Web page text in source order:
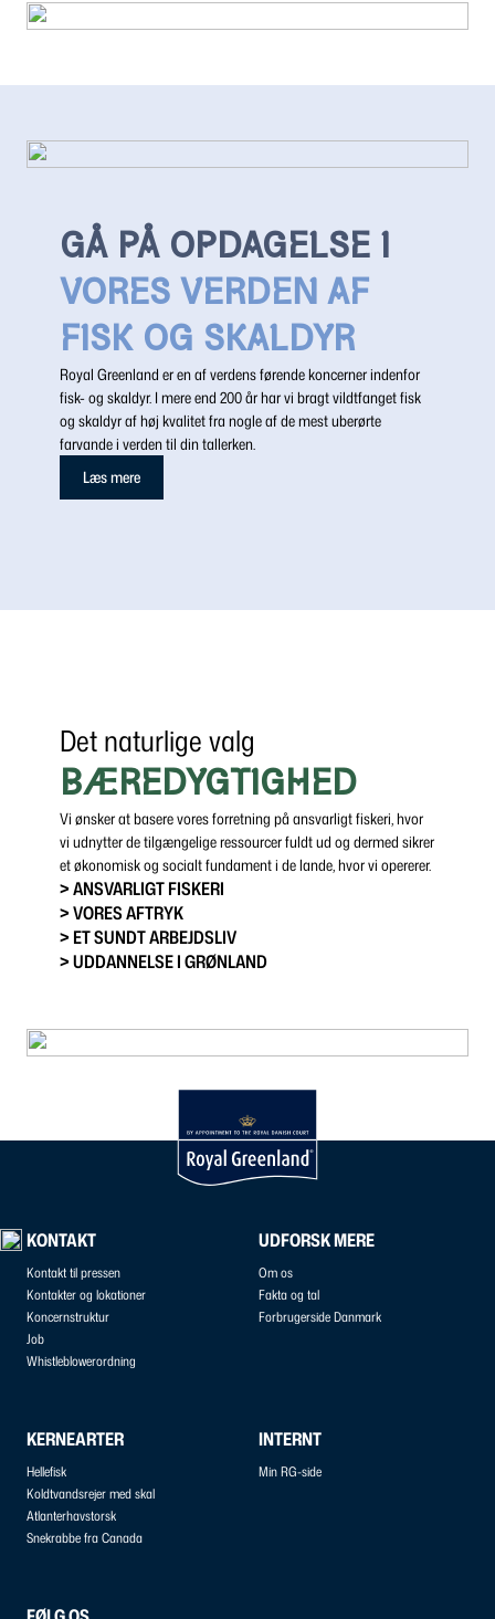
GÅ PÅ OPDAGELSE I
VORES VERDEN AF
FISK OG SKALDYR
Royal Greenland er en af verdens førende koncerner indenfor
fisk- og skaldyr. I mere end 200 år har vi bragt vildtfanget fisk
og skaldyr af høj kvalitet fra nogle af de mest uberørte
farvande i verden til din tallerken.
Læs mere
Det naturlige valg
BÆREDYGTIGHED
Vi ønsker at basere vores forretning på ansvarligt fiskeri, hvor
vi udnytter de tilgængelige ressourcer fuldt ud og dermed sikrer
et økonomisk og socialt fundament i de lande, hvor vi opererer.
> ANSVARLIGT FISKERI
> VORES AFTRYK
> ET SUNDT ARBEJDSLIV
> UDDANNELSE I GRØNLAND
KONTAKT
Kontakt til pressen
Kontakter og lokationer
Koncernstruktur
Job
Whistleblowerordning
UDFORSK MERE
Om os
Fakta og tal
Forbrugerside Danmark
KERNEARTER
Hellefisk
Koldtvandsrejer med skal
Atlanterhavstorsk
Snekrabbe fra Canada
INTERNT
Min RG-side